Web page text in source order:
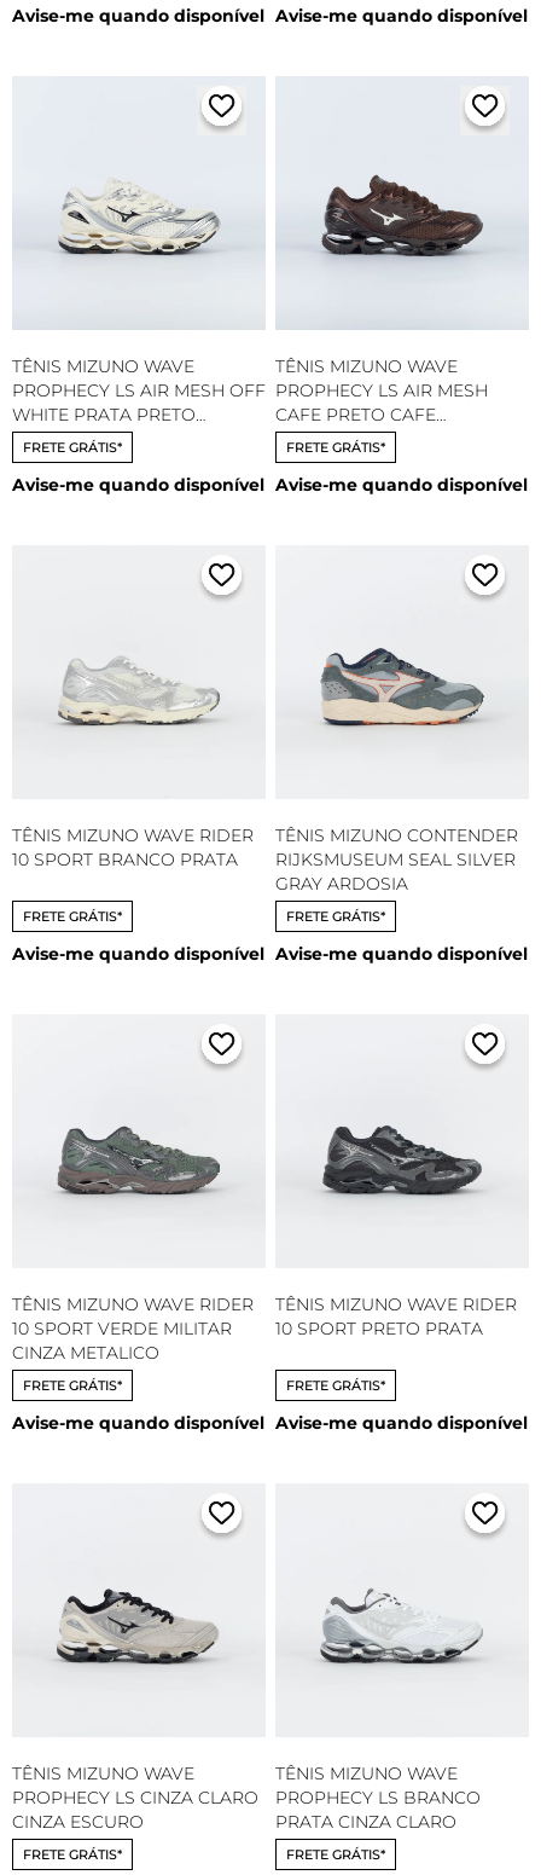
Avise-me quando disponível Avise-me quando disponível
TÊNIS MIZUNO WAVE
PROPHECY LS AIR MESH OFF
WHITE PRATA PRETO
102300003
FRETE GRÁTIS*
Avise-me quando disponível
TÊNIS MIZUNO WAVE
PROPHECY LS AIR MESH
CAFE PRETO CAFE
102300003
FRETE GRÁTIS*
Avise-me quando disponível
TÊNIS MIZUNO WAVE RIDER
10 SPORT BRANCO PRATA
FRETE GRÁTIS*
Avise-me quando disponível
TÊNIS MIZUNO CONTENDER
RIJKSMUSEUM SEAL SILVER
GRAY ARDOSIA
FRETE GRÁTIS*
Avise-me quando disponível
TÊNIS MIZUNO WAVE RIDER
10 SPORT VERDE MILITAR
CINZA METALICO
FRETE GRÁTIS*
Avise-me quando disponível
TÊNIS MIZUNO WAVE RIDER
10 SPORT PRETO PRATA
FRETE GRÁTIS*
Avise-me quando disponível
TÊNIS MIZUNO WAVE
PROPHECY LS CINZA CLARO
CINZA ESCURO
FRETE GRÁTIS*
TÊNIS MIZUNO WAVE
PROPHECY LS BRANCO
PRATA CINZA CLARO
FRETE GRÁTIS*